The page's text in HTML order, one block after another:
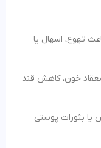
تهوع، اسهال یا
خون، کاهش قند
یا بثورات پوستی